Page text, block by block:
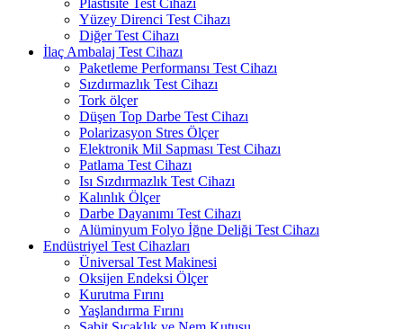
Yüzey Direnci Test Cihazı
Diğer Test Cihazı
İlaç Ambalaj Test Cihazı
Paketleme Performansı Test Cihazı
Sızdırmazlık Test Cihazı
Tork ölçer
Düşen Top Darbe Test Cihazı
Polarizasyon Stres Ölçer
Elektronik Mil Sapması Test Cihazı
Patlama Test Cihazı
Isı Sızdırmazlık Test Cihazı
Kalınlık Ölçer
Darbe Dayanımı Test Cihazı
Alüminyum Folyo İğne Deliği Test Cihazı
Endüstriyel Test Cihazları
Üniversal Test Makinesi
Oksijen Endeksi Ölçer
Kurutma Fırını
Yaşlandırma Fırını